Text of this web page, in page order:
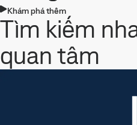
Khám phá thêm
Tìm kiếm
quan tâm